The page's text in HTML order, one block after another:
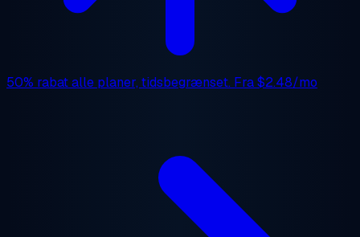
50% rabatalle planer, tidsbegrænset. Fra$2.48/mo